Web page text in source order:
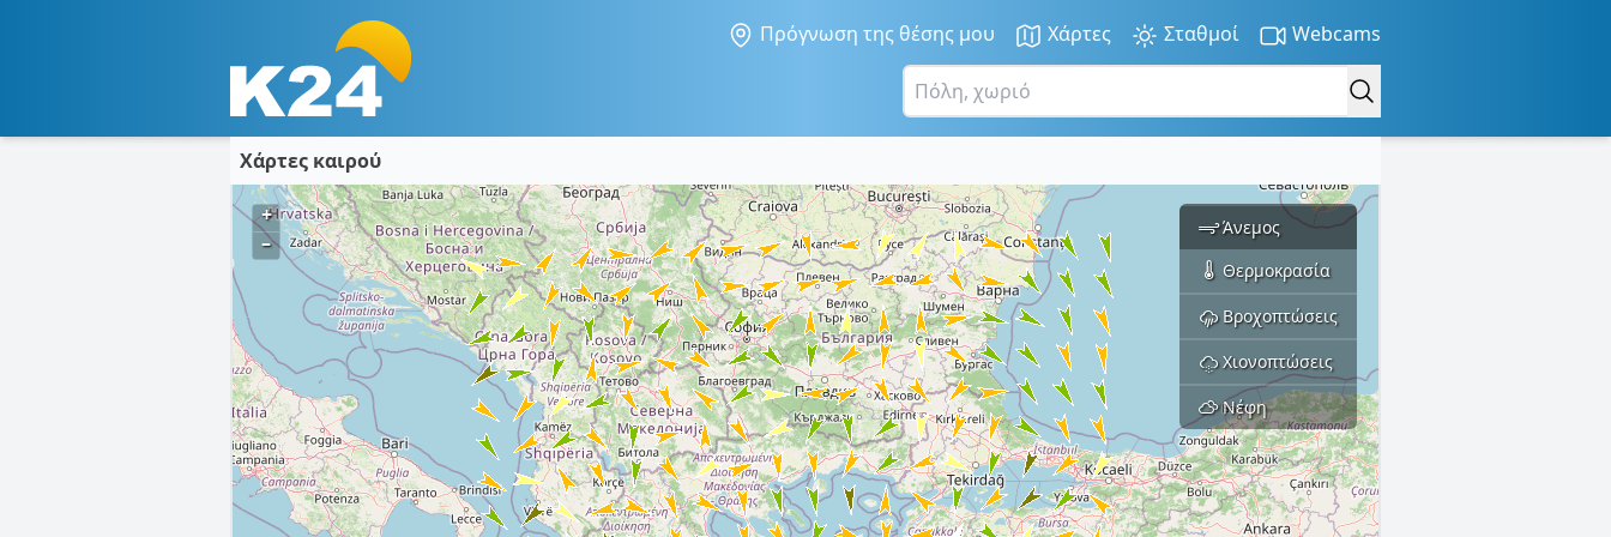
Πρόγνωση της θέσης μου Χάρτες Σταθμοί Webcams
Χάρτες καιρού
Άνεμος
Θερμοκρασία
Βροχοπτώσεις
Χιονοπτώσεις
Νέφη
+
–